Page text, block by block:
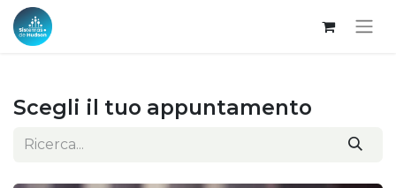
Scegli il tuo appuntamento